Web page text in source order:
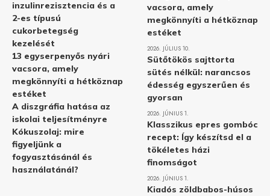
inzulinrezisztencia és a
2-es típusú
cukorbetegség
kezelését
13 egyserpenyős nyári
vacsora, amely
megkönnyíti a hétköznap
estéket
A diszgráfia hatása az
iskolai teljesítményre
Kókuszolaj: mire
figyeljünk a
fogyasztásánál és
használatánál?
vacsora, amely
megkönnyíti a hétköznap
estéket
2026. JÚLIUS 10.
Sütőtökös sajttorta
sütés nélkül: narancsos
édesség egyszerűen és
gyorsan
2026. JÚNIUS 1.
Klasszikus epres gombóc
recept: Így készítsd el a
tökéletes házi
finomságot
2026. JÚNIUS 1.
Kiadós zöldbabos-húsos